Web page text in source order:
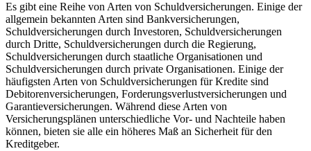
Es gibt eine‍ Reihe von Arten ⁣von Schuldversicherungen. Einige der
allgemein ​bekannten‍ Arten sind‍ Bankversicherungen,
Schuldversicherungen durch Investoren, Schuldversicherungen
durch Dritte, ⁣Schuldversicherungen durch die Regierung,⁣
Schuldversicherungen ​durch staatliche Organisationen und
Schuldversicherungen durch private⁣ Organisationen. Einige der
häufigsten Arten von Schuldversicherungen für Kredite sind
Debitorenversicherungen, Forderungsverlustversicherungen ⁢und
Garantieversicherungen. Während diese Arten von
‍Versicherungsplänen unterschiedliche Vor- ‍und Nachteile‍ haben
können, bieten ‍sie alle ⁣ein höheres Maß an Sicherheit für den
Kreditgeber.